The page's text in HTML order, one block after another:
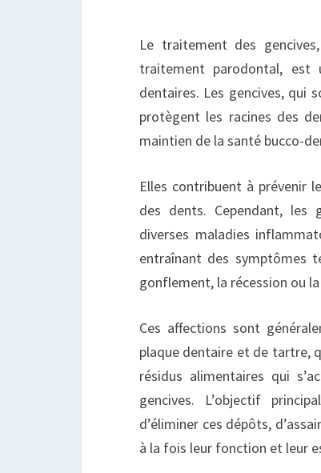
Le traitement des
traitement parodontal, est
dentaires. Les gencives, qui
protègent les racines des
maintien de la santé bucco-
Elles contribuent à prévenir
des dents. Cependant, les
diverses maladies
entraînant des symptômes
gonflement, la récession ou
Ces affections sont
plaque dentaire et de tartre,
résidus alimentaires qui
gencives. L’objectif
d’éliminer ces dépôts,
à la fois leur fonction et leur